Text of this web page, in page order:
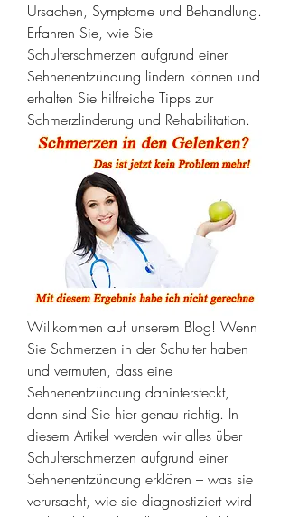
Ursachen, Symptome und Behandlung.
Erfahren Sie, wie Sie
Schulterschmerzen aufgrund einer
Sehnenentzündung lindern können und
erhalten Sie hilfreiche Tipps zur
Schmerzlinderung und Rehabilitation.
Willkommen auf unserem Blog! Wenn
Sie Schmerzen in der Schulter haben
und vermuten, dass eine
Sehnenentzündung dahintersteckt,
dann sind Sie hier genau richtig. In
diesem Artikel werden wir alles über
Schulterschmerzen aufgrund einer
Sehnenentzündung erklären – was sie
verursacht, wie sie diagnostiziert wird